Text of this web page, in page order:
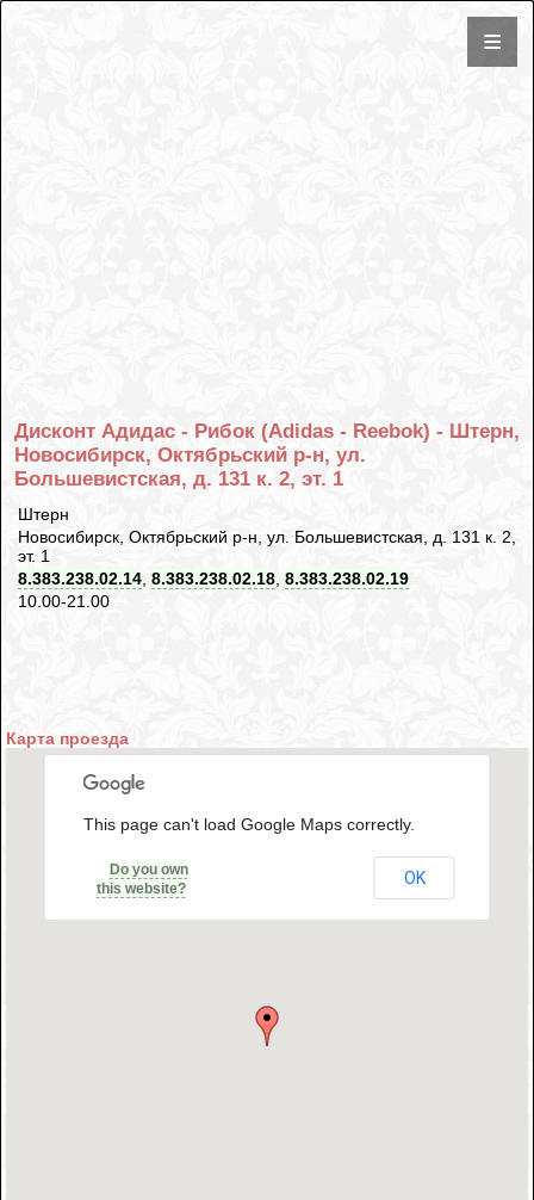
Дисконт Адидас - Рибок (Adidas - Reebok) - Штерн,
Новосибирск, Октябрьский р-н, ул.
Большевистская, д. 131 к. 2, эт. 1
Штерн
Новосибирск, Октябрьский р-н, ул. Большевистская, д. 131 к. 2,
эт. 1
8.383.238.02.14, 8.383.238.02.18, 8.383.238.02.19
10.00-21.00
Карта проезда
This page can't load Google Maps correctly.
Do you own
this website?
OK